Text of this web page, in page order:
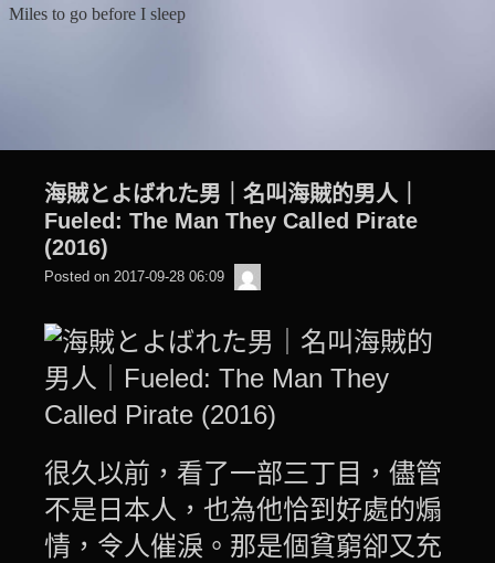
Miles to go before I sleep
海賊とよばれた男｜名叫海賊的男人｜
Fueled: The Man They Called Pirate
(2016)
Posted on 2017-09-28 06:09
很久以前，看了一部三丁目，儘管
不是日本人，也為他恰到好處的煽
情，令人催淚。那是個貧窮卻又充